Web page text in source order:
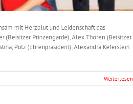
mit Herzblut und Leidenschaft das
(Beisitzer Prinzengarde), Alex Thören (Beisitzer
Pütz (Ehrenpräsident), Alexandra Keferstein
Weiterlesen